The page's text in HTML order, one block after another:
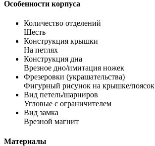
Особенности корпуса
Количество отделений
Шесть
Конструкция крышки
На петлях
Конструкция дна
Врезное дно/имитация ножек
Фрезеровки (украшательства)
Фигурный рисунок на крышке/поясок
Вид петель/шарниров
Угловые с ограничителем
Вид замка
Врезной магнит
Материалы